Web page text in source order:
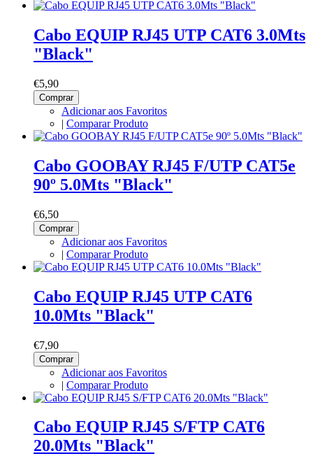
Cabo EQUIP RJ45 UTP CAT6 3.0Mts
"Black"
€5,90
Comprar
Adicionar aos Favoritos
| Comparar Produto
Cabo GOOBAY RJ45 F/UTP CAT5e
90º 5.0Mts "Black"
€6,50
Comprar
Adicionar aos Favoritos
| Comparar Produto
Cabo EQUIP RJ45 UTP CAT6
10.0Mts "Black"
€7,90
Comprar
Adicionar aos Favoritos
| Comparar Produto
Cabo EQUIP RJ45 S/FTP CAT6
20.0Mts "Black"